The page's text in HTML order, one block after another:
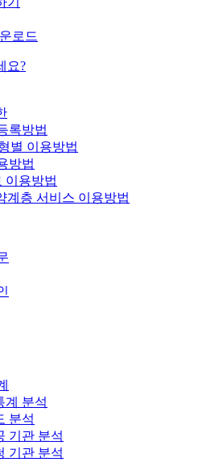
로드
요?
록방법
별 이용방법
방법
이용방법
계층 서비스 이용방법
계 분석
분석
기관 분석
기관 분석